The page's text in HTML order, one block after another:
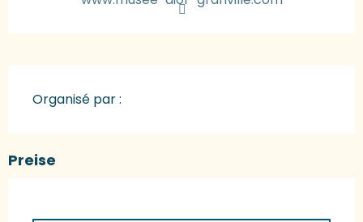
Organisé par :
Preise